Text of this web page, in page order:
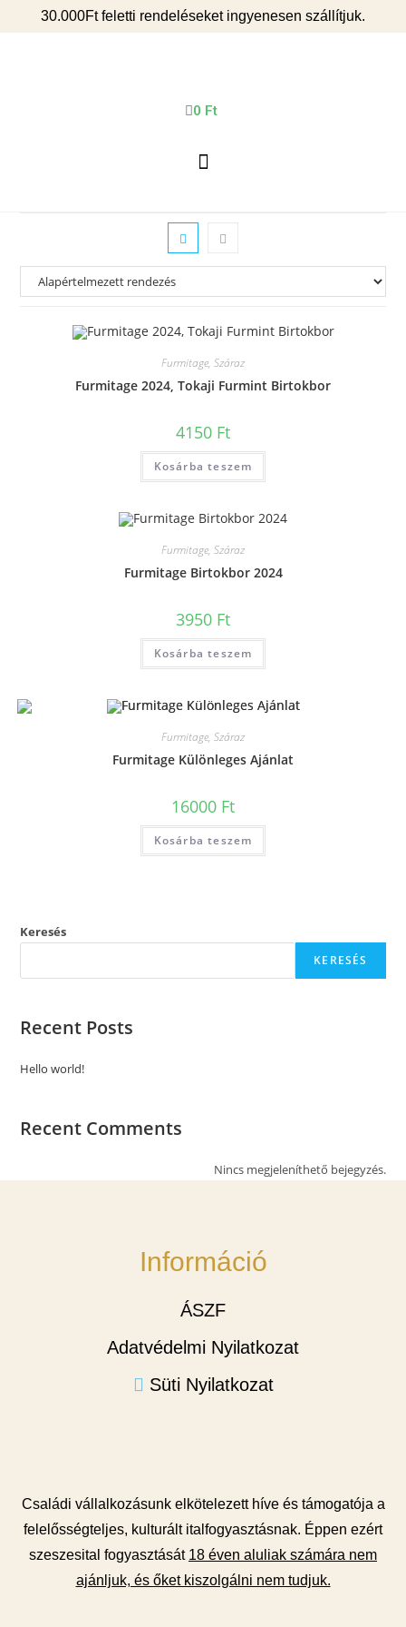
30.000Ft feletti rendeléseket ingyenesen szállítjuk.
0 Ft
Furmitage, Száraz
Furmitage 2024, Tokaji Furmint Birtokbor
4150 Ft
Kosárba teszem
Furmitage, Száraz
Furmitage Birtokbor 2024
3950 Ft
Kosárba teszem
Furmitage, Száraz
Furmitage Különleges Ajánlat
16000 Ft
Kosárba teszem
Keresés
KERESÉS
Recent Posts
Hello world!
Recent Comments
Nincs megjeleníthető bejegyzés.
Információ
ÁSZF
Adatvédelmi Nyilatkozat
Süti Nyilatkozat
Családi vállalkozásunk elkötelezett híve és támogatója a
felelősségteljes, kulturált italfogyasztásnak. Éppen ezért
szeszesital fogyasztását 18 éven aluliak számára nem
ajánljuk, és őket kiszolgálni nem tudjuk.